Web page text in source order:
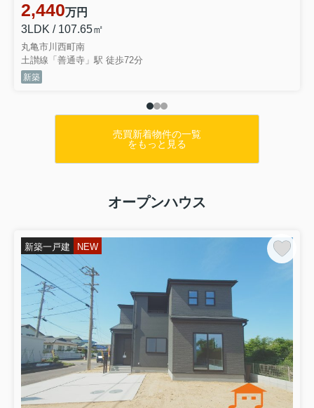
2,440万円
3LDK / 107.65㎡
丸亀市川西町南
土讃線「善通寺」駅 徒歩72分
新築
売買新着物件の一覧
をもっと見る
オープンハウス
新築一戸建 NEW